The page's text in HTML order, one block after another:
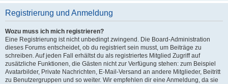
Registrierung und Anmeldung
Wozu muss ich mich registrieren?
Eine Registrierung ist nicht unbedingt zwingend. Die Board-Administration
dieses Forums entscheidet, ob du registriert sein musst, um Beiträge zu
schreiben. Auf jeden Fall erhältst du als registriertes Mitglied Zugriff auf
zusätzliche Funktionen, die Gästen nicht zur Verfügung stehen: zum Beispiel
Avatarbilder, Private Nachrichten, E-Mail-Versand an andere Mitglieder, Beitritt
zu Benutzergruppen und so weiter. Wir empfehlen dir eine Anmeldung, da sie